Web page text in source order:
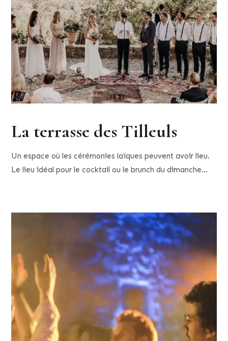
La terrasse des Tilleuls
Un espace où les cérémonies laïques peuvent avoir lieu.
Le lieu idéal pour le cocktail ou le brunch du dimanche…